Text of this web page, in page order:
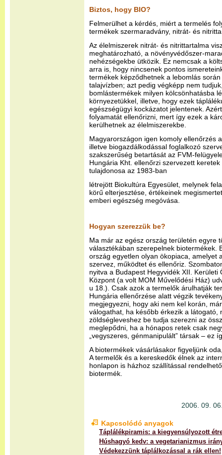
Biztos, hogy BIO?
Felmerülhet a kérdés, miért a termelés
termékek szermaradvány, nitrát- és
Az élelmiszerek nitrát- és nitrittartalma
meghatározható, a növényvédőszer-
nehézségekbe ütközik. Ez nemcsak a
arra is, hogy nincsenek pontos
termékek képződhetnek a lebomlás
talajvízben; azt pedig végképp nem
bomlástermékek milyen kölcsönhatásba
környezetükkel, illetve, hogy ezek
egészségügyi kockázatot jelentenek.
folyamatát ellenőrizni, mert így ezek a
kerülhetnek az élelmiszerekbe.
Magyarországon igen komoly ellenőrzés
illetve biogazdálkodással foglalkozó
szakszerűség betartását az FVM-
Hungária Kht. ellenőrzi szervezett keretek
tulajdonosa az 1983-ban
létrejött Biokultúra Egyesület, melynek
körű elterjesztése, értékeinek
emberi egészség megóvása.
Hogyan szerezzük be?
Ma már az egész ország területén egyre
választékában szerepelnek biotermékek.
ország egyetlen olyan ökopiaca, amelyet
szervez, működtet és ellenőriz.
nyitva a Budapest Hegyvidék XII. Kerületi
Központ (a volt MOM Művelődési Ház)
u 18.). Csak azok a termelők árulhatják
Hungária ellenőrzése alatt végzik
megjegyezni, hogy aki nem kel korán,
válogathat, ha később érkezik a látogató,
zöldségleveshez be tudja szerezni az
meglepődni, ha a hónapos retek csak
„vegyszeres, génmanipulált” társak – ez
A biotermékek vásárlásakor figyeljünk
A termelők és a kereskedők élnek az
honlapon is házhoz szállítással
biotermék.
2006. 09.
Kapcsolódó anyagok
Táplálékpiramis: a kiegyensúlyozott
Húshagyó kedv: a vegetarianizmus
Védekezzünk táplálkozással a rák ellen!